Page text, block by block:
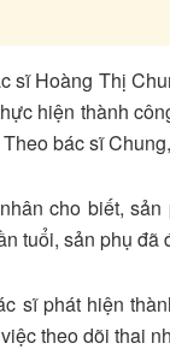
sĩ Hoàng Thị
hiện thành
bác sĩ
cho biết,
tuổi, sản phụ đã
sĩ phát hiện
theo dõi thai